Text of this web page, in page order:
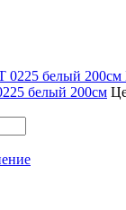
белый 200см